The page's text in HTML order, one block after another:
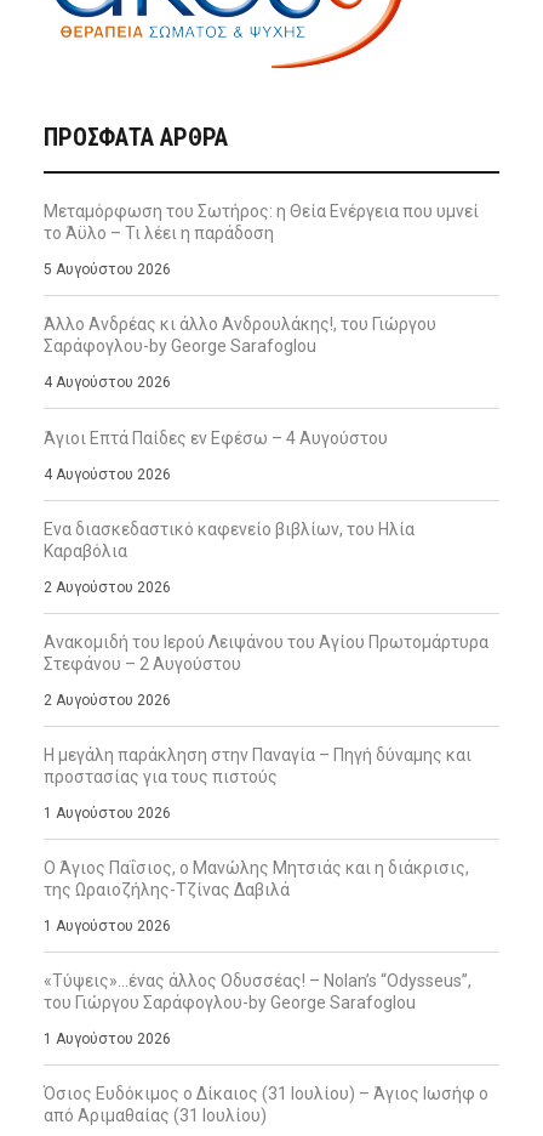
ΠΡΌΣΦΑΤΑ ΆΡΘΡΑ
Μεταμόρφωση του Σωτήρος: η Θεία Ενέργεια που υμνεί
το Άϋλο – Τι λέει η παράδοση
5 Αυγούστου 2026
Άλλο Ανδρέας κι άλλο Ανδρουλάκης!, του Γιώργου
Σαράφογλου-by George Sarafoglou
4 Αυγούστου 2026
Άγιοι Επτά Παίδες εν Εφέσω – 4 Αυγούστου
4 Αυγούστου 2026
Ενα διασκεδαστικό καφενείο βιβλίων, του Ηλία
Καραβόλια
2 Αυγούστου 2026
Ανακομιδή του Ιερού Λειψάνου του Αγίου Πρωτομάρτυρα
Στεφάνου – 2 Αυγούστου
2 Αυγούστου 2026
Η μεγάλη παράκληση στην Παναγία – Πηγή δύναμης και
προστασίας για τους πιστούς
1 Αυγούστου 2026
Ο Άγιος Παΐσιος, ο Μανώλης Μητσιάς και η διάκρισις,
της Ωραιοζήλης-Τζίνας Δαβιλά
1 Αυγούστου 2026
«Τύψεις»…ένας άλλος Οδυσσέας! – Nolan’s “Odysseus”,
του Γιώργου Σαράφογλου-by George Sarafoglou
1 Αυγούστου 2026
Όσιος Ευδόκιμος ο Δίκαιος (31 Ιουλίου) – Άγιος Ιωσήφ ο
από Αριμαθαίας (31 Ιουλίου)